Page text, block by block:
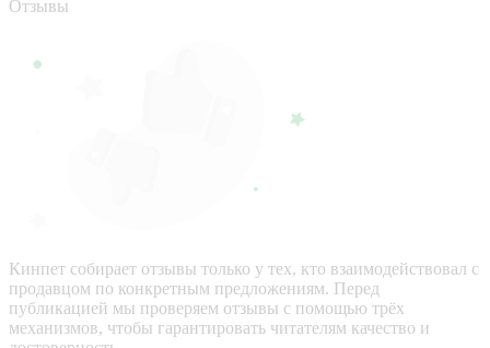
Отзывы
Кинпет собирает отзывы только у тех, кто взаимодействовал с
продавцом по конкретным предложениям. Перед
публикацией мы проверяем отзывы с помощью трёх
механизмов, чтобы гарантировать читателям качество и